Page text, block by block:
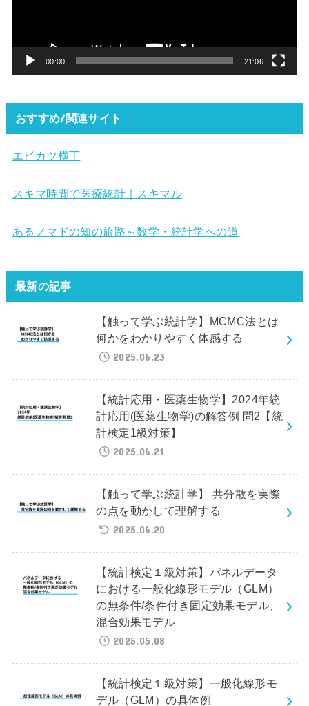
00:00 21:06
おすすめ/関連サイト
エビカツ横丁
スキマ時間で医療統計｜スキマル
あるノマドの知の旅路～数学・統計学への道
最新の記事
【触って学ぶ統計学】MCMC法とは
何かをわかりやすく体感する
2025.06.23
【統計応用・医薬生物学】2024年統
計応用(医薬生物学)の解答例 問2【統
計検定1級対策】
2025.06.21
【触って学ぶ統計学】 共分散を実際
の点を動かして理解する
2025.06.20
【統計検定１級対策】パネルデータ
における一般化線形モデル（GLM）
の無条件/条件付き固定効果モデル、
混合効果モデル
2025.05.08
【統計検定１級対策】一般化線形モ
デル（GLM）の具体例